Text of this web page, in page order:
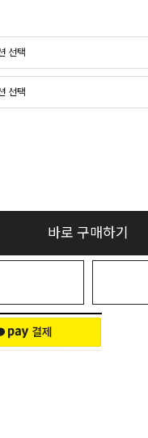
바로 구매하기